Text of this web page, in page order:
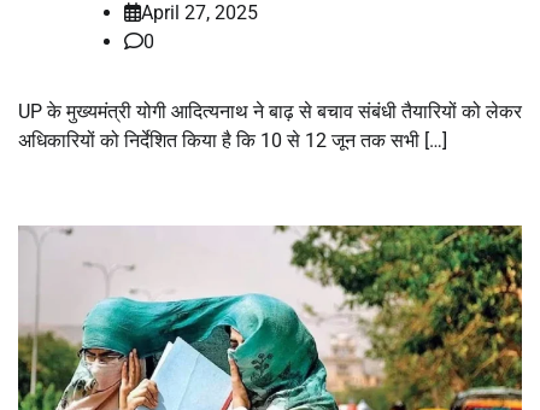
April 27, 2025
0
UP के मुख्यमंत्री योगी आदित्यनाथ ने बाढ़ से बचाव संबंधी तैयारियों को लेकर
अधिकारियों को निर्देशित किया है कि 10 से 12 जून तक सभी […]